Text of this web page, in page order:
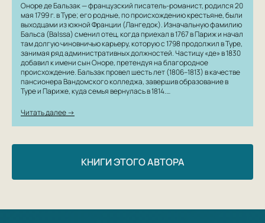
Оноре де Бальзак — французский писатель-романист, родился 20
мая 1799 г. в Туре; его родные, по происхождению крестьяне, были
выходцами из южной Франции (Лангедок). Изначальную фамилию
Бальса (Balssa) сменил отец, когда приехал в 1767 в Париж и начал
там долгую чиновничью карьеру, которую с 1798 продолжил в Туре,
занимая ряд административных должностей. Частицу «де» в 1830
добавил к имени сын Оноре, претендуя на благородное
происхождение. Бальзак провел шесть лет (1806–1813) в качестве
пансионера Вандомского колледжа, завершив образование в
Туре и Париже, куда семья вернулась в 1814.…
Читать далее →
КНИГИ ЭТОГО АВТОРА